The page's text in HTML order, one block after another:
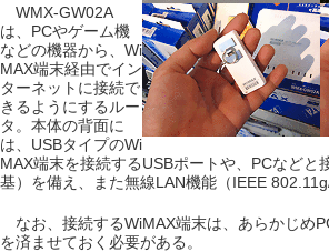
WMX-GW02A
は、PCやゲーム機
などの機器から、Wi
MAX端末経由でイン
ターネットに接続で
きるようにするルー
タ。本体の背面に
は、USBタイプのWi
MAX端末を接続するUSBポートや、PCなどと
基）を備え、また無線LAN機能（IEEE
なお、接続するWiMAX端末は、あらかじめ
を済ませておく必要がある。